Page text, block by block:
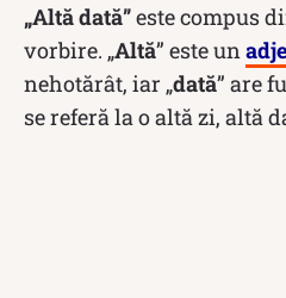
„Altă dată”este compus
vorbire. „Altă” este un
nehotărât, iar „dată” are
se referă la o altă zi, altă